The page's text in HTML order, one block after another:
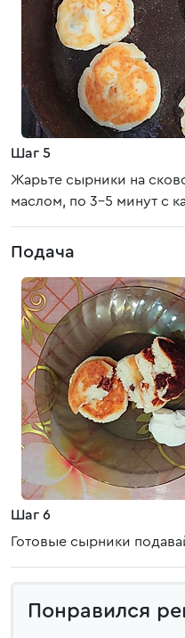
Шаг 5
Жарьте сырники на
маслом, по 3-5 минут с
Подача
Шаг 6
Готовые сырники
Понравился